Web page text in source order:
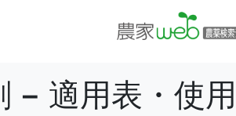
− 適用表・使